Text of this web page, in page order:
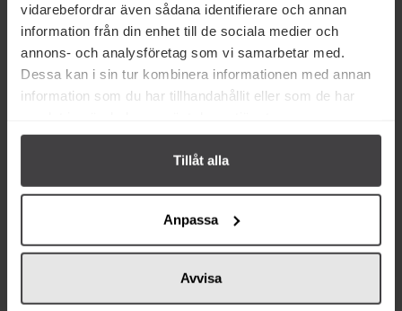
vidarebefordrar även sådana identifierare och annan
information från din enhet till de sociala medier och
annons- och analysföretag som vi samarbetar med.
Dessa kan i sin tur kombinera informationen med annan
information som du har tillhandahållit eller som de har
Tillåt alla
Anpassa
Avvisa
Från samma varumärke